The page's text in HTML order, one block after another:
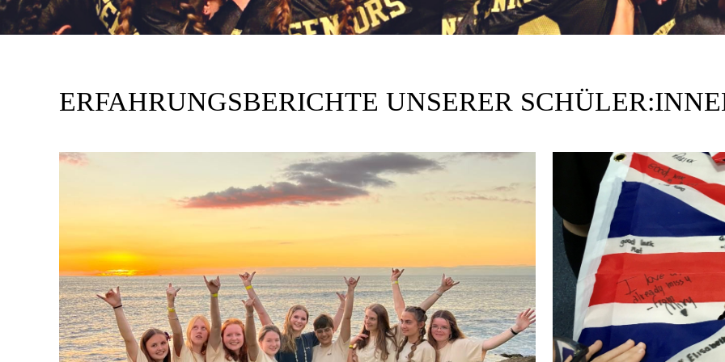
ERFAHRUNGSBERICHTE UNSERER